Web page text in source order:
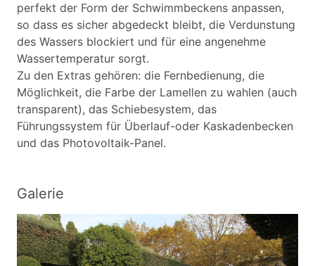
perfekt der Form der Schwimmbeckens anpassen,
so dass es sicher abgedeckt bleibt, die Verdunstung
des Wassers blockiert und für eine angenehme
Wassertemperatur sorgt.
Zu den Extras gehören: die Fernbedienung, die
Möglichkeit, die Farbe der Lamellen zu wahlen (auch
transparent), das Schiebesystem, das
Führungssystem für Überlauf-oder Kaskadenbecken
und das Photovoltaik-Panel.
Galerie